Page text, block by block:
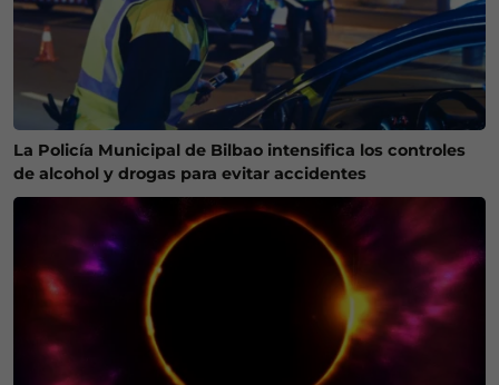
La Policía Municipal de Bilbao intensifica los controles
de alcohol y drogas para evitar accidentes